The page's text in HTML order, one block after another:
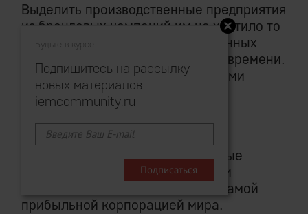
Будьте в курсе
Подпишитесь на рассылку
новых материалов
iemcommunity.ru
Выделить производственные предприятия
из брендовых компаний им не хватило то
ли воображения, то ли ограниченных
технических возможностей того времени.
И платил за это GM колоссальными
дополнительными издержками
вследствие неэффективности
производственного блока.
Но даже эти огромные избыточные
потери на производстве не могли
помешать General Motors быть самой
прибыльной корпорацией мира.